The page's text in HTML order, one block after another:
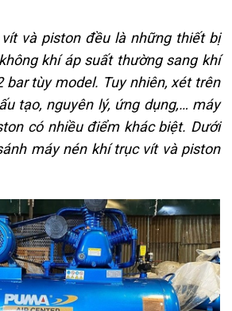
và piston đều là những thiết bị
khí áp suất thường sang khí
bar tùy model. Tuy nhiên, xét trên
tạo, nguyên lý, ứng dụng,… máy
có nhiều điểm khác biệt. Dưới
máy nén khí trục vít và piston